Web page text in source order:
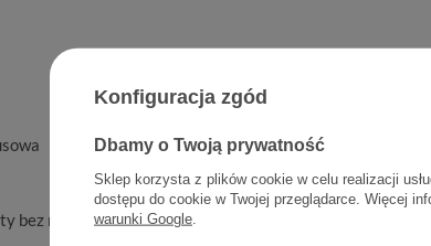
bez recepty
Konfiguracja zgód
Dbamy o Twoją prywatność
Sklep korzysta z plików cookie w celu realizacji
dostępu do cookie w Twojej przeglądarce. Więcej
warunki Google